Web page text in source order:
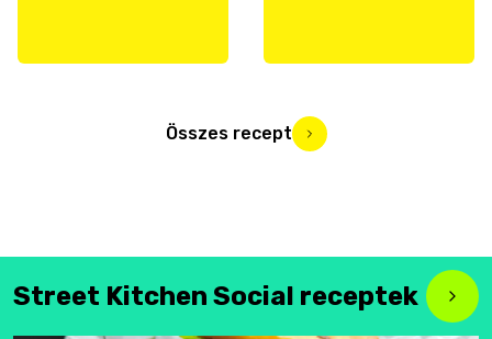
Összes recept
Street Kitchen Social receptek